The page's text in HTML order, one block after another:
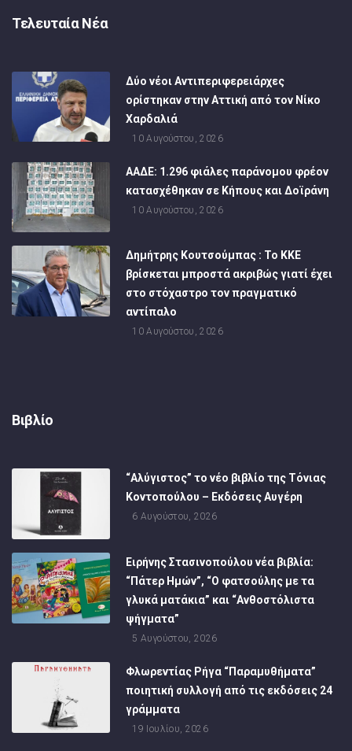
Τελευταία Νέα
Δύο νέοι Αντιπεριφερειάρχες
ορίστηκαν στην Αττική από τον Νίκο
Χαρδαλιά
10 Αυγούστου, 2026
ΑΑΔΕ: 1.296 φιάλες παράνομου φρέον
κατασχέθηκαν σε Κήπους και Δοϊράνη
10 Αυγούστου, 2026
Δημήτρης Κουτσούμπας : Το ΚΚΕ
βρίσκεται μπροστά ακριβώς γιατί έχει
στο στόχαστρο τον πραγματικό
αντίπαλο
10 Αυγούστου, 2026
Βιβλίο
“Αλύγιστος” το νέο βιβλίο της Τόνιας
Κοντοπούλου – Εκδόσεις Αυγέρη
6 Αυγούστου, 2026
Ειρήνης Στασινοπούλου νέα βιβλία:
“Πάτερ Ημών”, “Ο φατσούλης με τα
γλυκά ματάκια” και “Ανθοστόλιστα
ψήγματα”
5 Αυγούστου, 2026
Φλωρεντίας Ρήγα “Παραμυθήματα”
ποιητική συλλογή από τις εκδόσεις 24
γράμματα
19 Ιουλίου, 2026